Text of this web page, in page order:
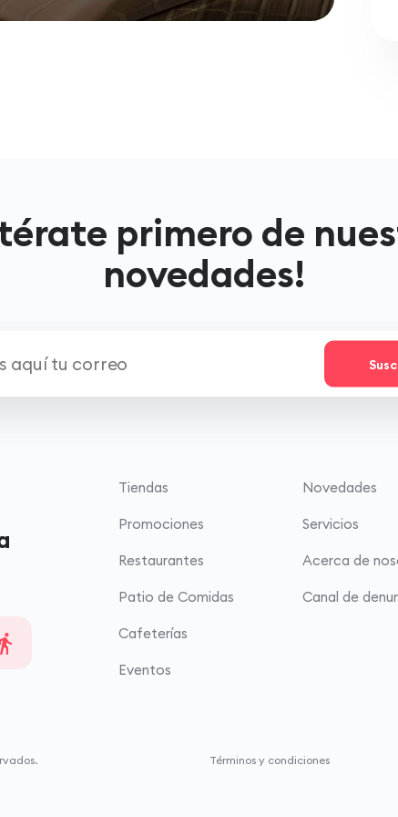
primero de
novedades!
Tiendas
Promociones
Restaurantes
Patio de Comidas
Cafeterías
Eventos
Novedades
Servicios
Acerca de
Canal de
Términos y condiciones